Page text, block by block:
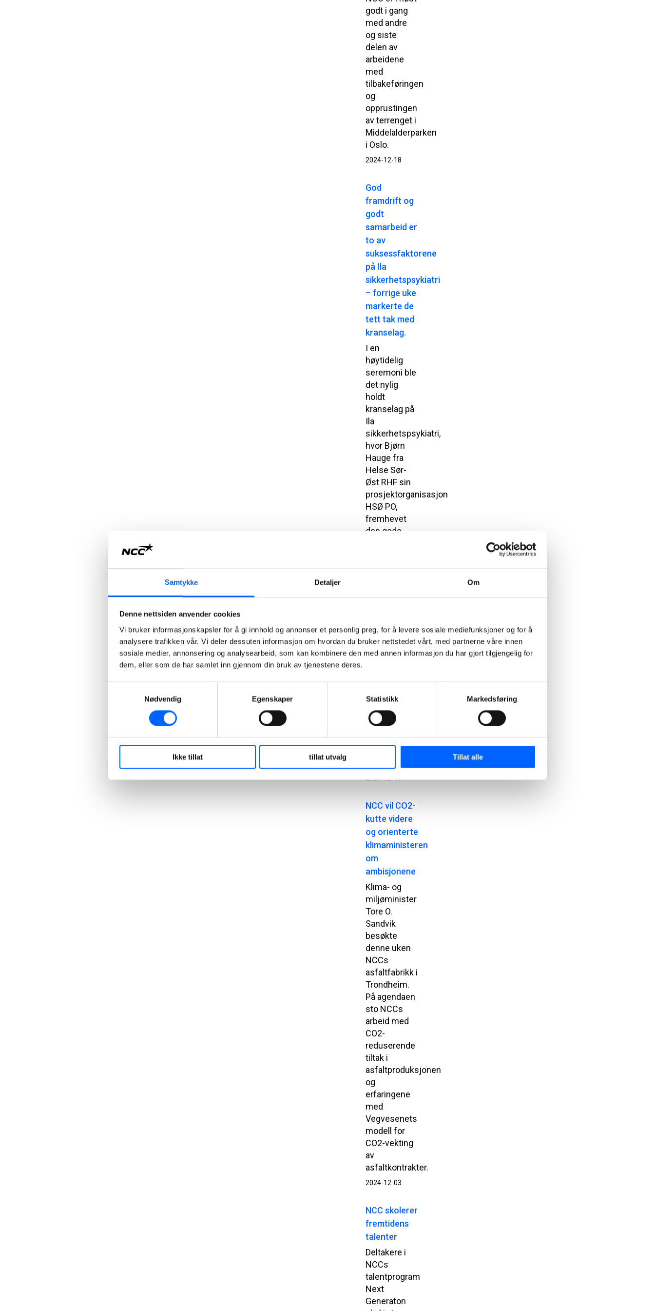
Samtykke Detaljer Om
Denne nettsiden anvender cookies
Vi bruker informasjonskapsler for å gi innhold og annonser et personlig preg, for å levere sosiale mediefunksjoner og for å
analysere trafikken vår. Vi deler dessuten informasjon om hvordan du bruker nettstedet vårt, med partnerne våre innen
sosiale medier, annonsering og analysearbeid, som kan kombinere den med annen informasjon du har gjort tilgjengelig for
dem, eller som de har samlet inn gjennom din bruk av tjenestene deres.
Nødvendig
Egenskaper Statistikk Markedsføring
Ikke tillat tillat utvalg Tillat alle
godt i gang
med andre
og siste
delen av
arbeidene
med
tilbakeføringen
og
opprustingen
av terrenget i
Middelalderparken
i Oslo.
2024-12-18
God
framdrift og
godt
samarbeid er
to av
suksessfaktorene
på Ila
sikkerhetspsykiatri
– forrige uke
markerte de
tett tak med
kranselag.
I en
høytidelig
seremoni ble
det nylig
holdt
kranselag på
Ila
sikkerhetspsykiatri,
hvor Bjørn
Hauge fra
Helse Sør-
Øst RHF sin
prosjektorganisasjon
HSØ PO,
fremhevet
den gode
prosjektet.
og det gode
samarbeidet
på prosjektet
trukket frem
som
nøkkelfaktorer
for
2024-12-16
NCC vil CO2-
kutte videre
og orienterte
klimaministeren
om
ambisjonene
Klima- og
miljøminister
Tore O.
Sandvik
besøkte
denne uken
NCCs
asfaltfabrikk i
Trondheim.
På agendaen
sto NCCs
arbeid med
CO2-
reduserende
tiltak i
asfaltproduksjonen
og
erfaringene
med
Vegvesenets
modell for
CO2-vekting
av
asfaltkontrakter.
2024-12-03
NCC skolerer
fremtidens
talenter
Deltakere i
NCCs
talentprogram
Next
Generaton